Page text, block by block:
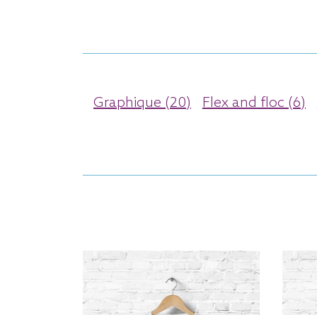
Graphique (20) Flex and floc (6)